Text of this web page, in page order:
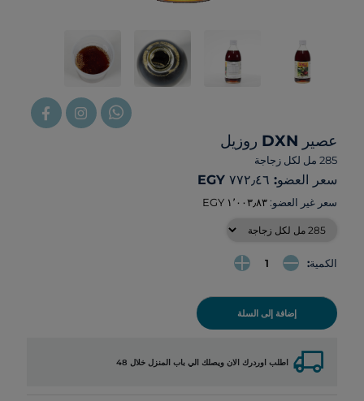
عصير DXN روزيل
285 مل لكل زجاجة
سعر العضو: ‏٧٧٢٫٤٦ EGY
سعر غير العضو:
الكمية:
إضافة إلى السلة
local_shipping اطلب اوردرك الان ويصلك الي باب المنزل خلال 48